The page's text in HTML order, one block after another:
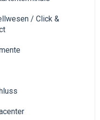
/ Click &